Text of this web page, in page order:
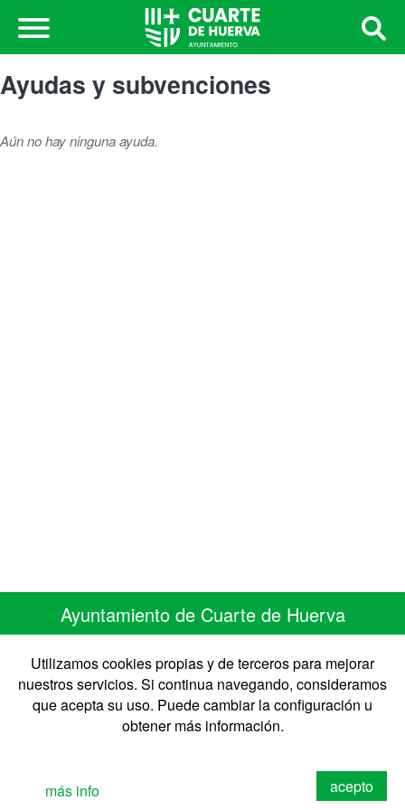
Ayudas y subvenciones
Aún no hay ninguna ayuda.
Ayuntamiento de Cuarte de Huerva
C/ Monasterio de Siresa 7
50410 Cuarte de Huerva ZARAGOZA
Telefono 976 50 30 67 • Fax 976 50 41 41
CIF: P-5008900-B
acepto
más info
Utilizamos cookies propias y de terceros para mejorar
nuestros servicios. Si continua navegando, consideramos
que acepta su uso. Puede cambiar la configuración u
obtener más información.